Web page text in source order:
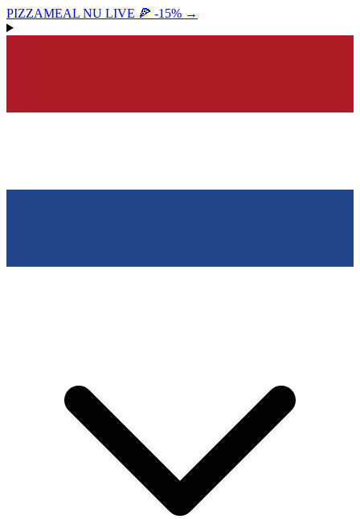
PIZZAMEAL NU LIVE 🍕 -15% →